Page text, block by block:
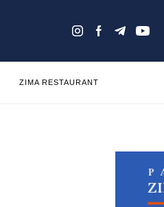
ZIMA RESTAURANT